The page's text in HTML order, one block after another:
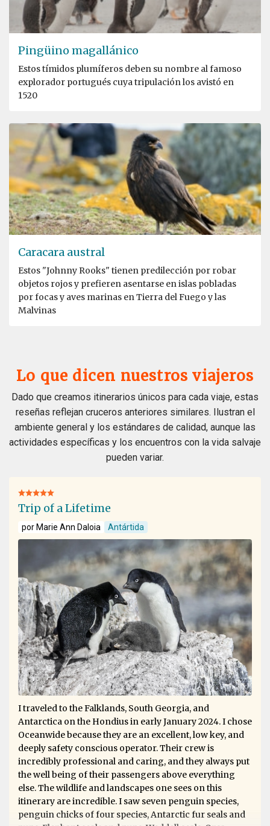
Pingüino magallánico
Estos tímidos plumíferos deben su nombre al famoso
explorador portugués cuya tripulación los avistó en
1520
Caracara austral
Estos "Johnny Rooks" tienen predilección por robar
objetos rojos y prefieren asentarse en islas pobladas
por focas y aves marinas en Tierra del Fuego y las
Malvinas
Lo que dicen nuestros viajeros
Dado que creamos itinerarios únicos para cada viaje, estas
reseñas reflejan cruceros anteriores similares. Ilustran el
ambiente general y los estándares de calidad, aunque las
actividades específicas y los encuentros con la vida salvaje
pueden variar.
Trip of a Lifetime
por Marie Ann Daloia Antártida
I traveled to the Falklands, South Georgia, and
Antarctica on the Hondius in early January 2024. I chose
Oceanwide because they are an excellent, low key, and
deeply safety conscious operator. Their crew is
incredibly professional and caring, and they always put
the well being of their passengers above everything
else. The wildlife and landscapes one sees on this
itinerary are incredible. I saw seven penguin species,
penguin chicks of four species, Antarctic fur seals and